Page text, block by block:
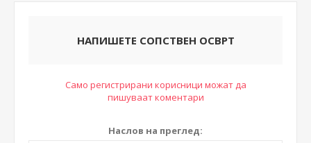
НАПИШЕТЕ СОПСТВЕН ОСВРТ
Само регистрирани корисници можат да
пишуваат коментари
Наслов на преглед: